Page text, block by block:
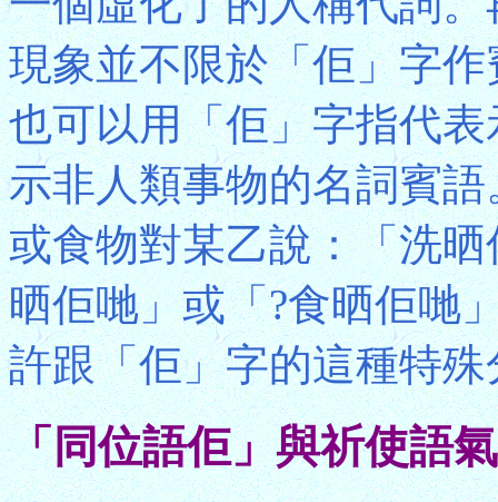
現象並不限於「佢」字
也可以用「佢」字指代
示非人類事物的名詞賓
或食物對某乙說：「洗
晒佢哋」或「?食晒佢哋
許跟「佢」字的這種特
「同位語佢」與祈使語